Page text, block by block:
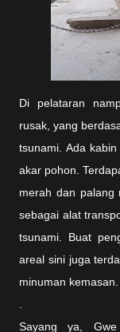
Di pelataran
rusak, yang
tsunami. Ada
akar pohon.
merah dan palang
sebagai alat
tsunami. Buat
areal sini juga
minuman
Sayang ya,